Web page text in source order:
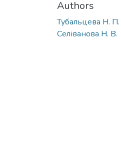
Authors
Тубальцева Н. П.
Селіванова Н. В.